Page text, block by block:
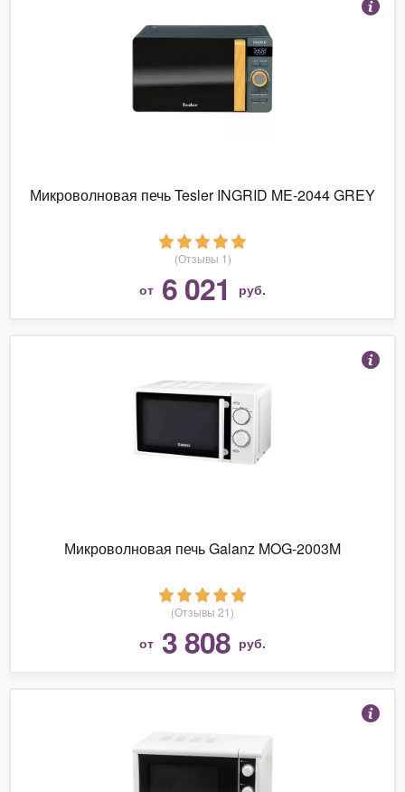
Микроволновая печь Tesler INGRID ME-2044 GREY
(Отзывы 1)
от 6 021 руб.
Микроволновая печь Galanz MOG-2003M
(Отзывы 21)
от 3 808 руб.